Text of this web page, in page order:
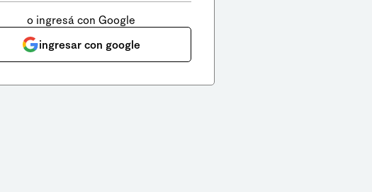
o ingresá con Google
ingresar con google